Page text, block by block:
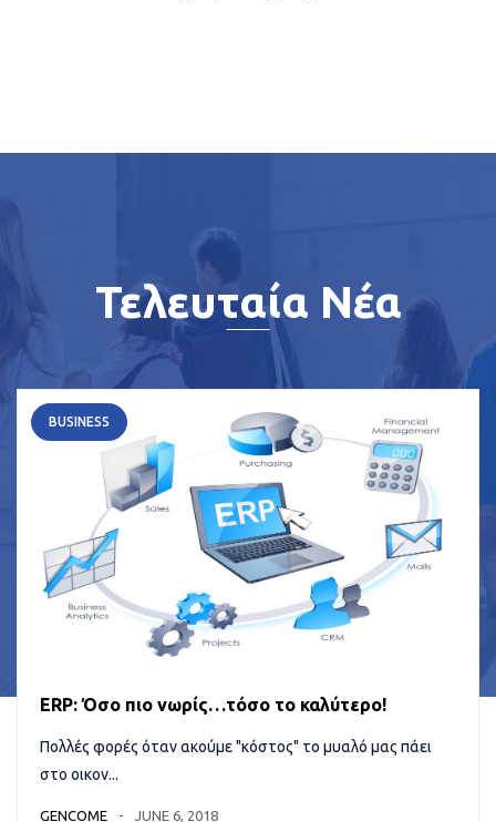
Τελευταία Νέα
BUSINESS
ERP: Όσο πιο νωρίς…τόσο το καλύτερο!
Πολλές φορές όταν ακούμε "κόστος" το μυαλό μας πάει
στο οικον...
GENCOME JUNE 6, 2018